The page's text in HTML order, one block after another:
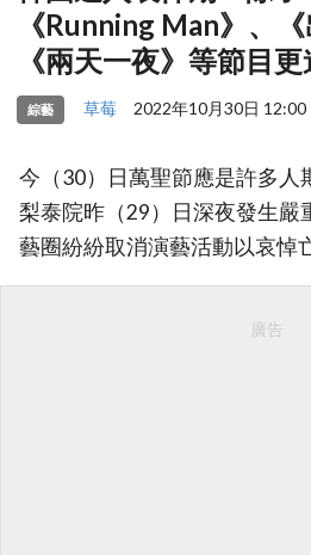
《Running Man》、《
《兩天一夜》等節目
綜藝 草莓 2022年10月30日 12:00
今（30）日萬聖節應是許多人
梨泰院昨（29）日深夜發生嚴
藝圈紛紛取消演藝活動以哀悼
廣告